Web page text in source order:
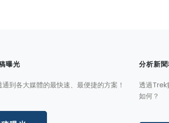
曝光
到各大媒體的最快速、最便捷的方案！
分析新
透過Trek
如何？